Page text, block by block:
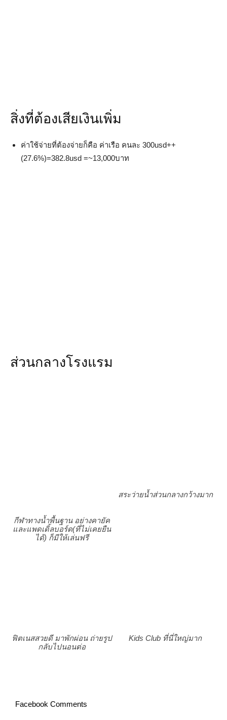
สิ่งที่ต้องเสียเงินเพิ่ม
ค่าใช้จ่ายที่ต้องจ่ายก็คือ ค่าเรือ คนละ 300usd++
(27.6%)=382.8usd =~13,000บาท
ส่วนกลางโรงแรม
กีฬาทางน้ำพื้นฐาน อย่างคายัค
และแพดเดิ้ลบอร์ด(ที่ไม่เคยยืน
ได้) ก็มีให้เล่นฟรี
สระว่ายน้ำส่วนกลางกว้างมาก
ฟิตเนสสวยดี มาพักผ่อน ถ่ายรูป
กลับไปนอนต่อ
Kids Club ที่นี่ใหญ่มาก
Facebook Comments